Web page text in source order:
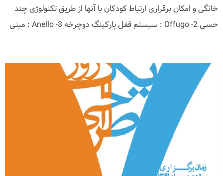
خانگی و امکان برقراری ارتباط کودکان با آنها از طریق تکنولوژی چند
حسی 2- Offugo : سیستم قفل پارکینگ دوچرخه 3- Anello : مینی